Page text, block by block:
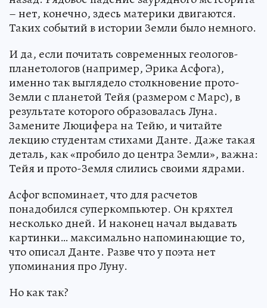
– нет, конечно, здесь материки двигаются.
Таких событий в истории Земли было немного.
И да, если почитать современных геологов-
планетологов (например, Эрика Асфога),
именно так выглядело столкновение прото-
Земли с планетой Тейя (размером с Марс), в
результате которого образовалась Луна.
Замените Люцифера на Тейю, и читайте
лекцию студентам стихами Данте. Даже такая
деталь, как «пробило до центра Земли», важна:
Тейя и прото-Земля слились своими ядрами.
Асфог вспоминает, что для расчетов
понадобился суперкомпьютер. Он кряхтел
несколько дней. И наконец начал выдавать
картинки… максимально напоминающие то,
что описал Данте. Разве что у поэта нет
упоминания про Луну.
Но как так?